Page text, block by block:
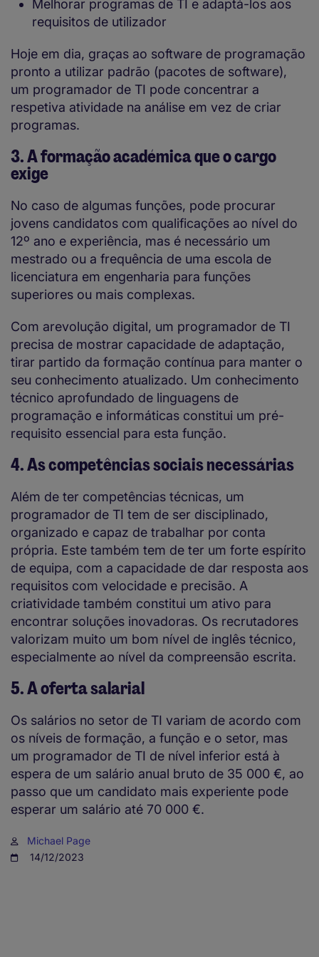
Melhorar programas de TI e adaptá-los aos
requisitos de utilizador
Hoje em dia, graças ao software de programação
pronto a utilizar padrão (pacotes de software),
um programador de TI pode concentrar a
respetiva atividade na análise em vez de criar
programas.
3. A formação académica que o cargo
exige
No caso de algumas funções, pode procurar
jovens candidatos com qualificações ao nível do
12º ano e experiência, mas é necessário um
mestrado ou a frequência de uma escola de
licenciatura em engenharia para funções
superiores ou mais complexas.
Com arevolução digital, um programador de TI
precisa de mostrar capacidade de adaptação,
tirar partido da formação contínua para manter o
seu conhecimento atualizado. Um conhecimento
técnico aprofundado de linguagens de
programação e informáticas constitui um pré-
requisito essencial para esta função.
4. As competências sociais necessárias
Além de ter competências técnicas, um
programador de TI tem de ser disciplinado,
organizado e capaz de trabalhar por conta
própria. Este também tem de ter um forte espírito
de equipa, com a capacidade de dar resposta aos
requisitos com velocidade e precisão. A
criatividade também constitui um ativo para
encontrar soluções inovadoras. Os recrutadores
valorizam muito um bom nível de inglês técnico,
especialmente ao nível da compreensão escrita.
5. A oferta salarial
Os salários no setor de TI variam de acordo com
os níveis de formação, a função e o setor, mas
um programador de TI de nível inferior está à
espera de um salário anual bruto de 35 000 €, ao
passo que um candidato mais experiente pode
esperar um salário até 70 000 €.
Michael Page
14/12/2023